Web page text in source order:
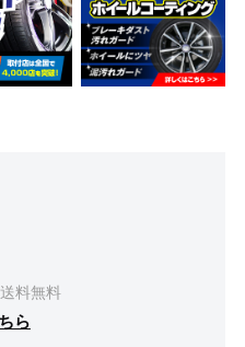
料無料
ら